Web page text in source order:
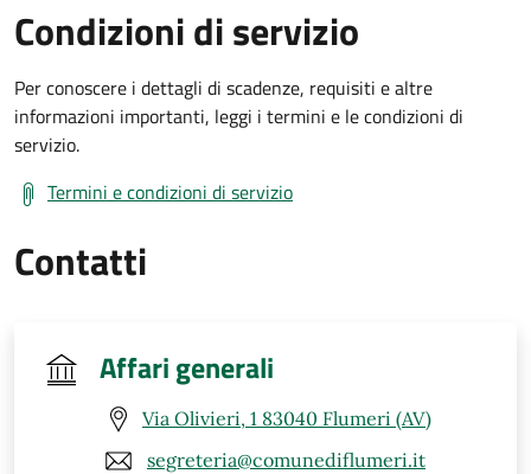
Condizioni di servizio
Per conoscere i dettagli di scadenze, requisiti e altre
informazioni importanti, leggi i termini e le condizioni di
servizio.
Termini e condizioni di servizio
Contatti
Affari generali
Via Olivieri, 1 83040 Flumeri (AV)
segreteria@comunediflumeri.it